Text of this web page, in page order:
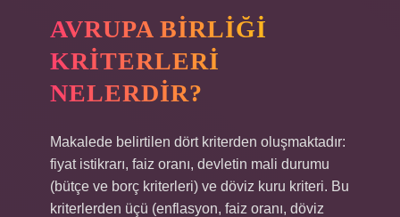
AVRUPA BIRLIĞI
KRITERLERI
NELERDIR?
Makalede belirtilen dört kriterden oluşmaktadır:
fiyat istikrarı, faiz oranı, devletin mali durumu
(bütçe ve borç kriterleri) ve döviz kuru kriteri. Bu
kriterlerden üçü (enflasyon, faiz oranı, döviz